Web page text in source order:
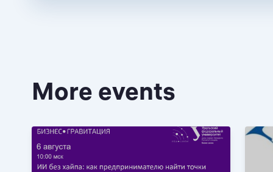
More events